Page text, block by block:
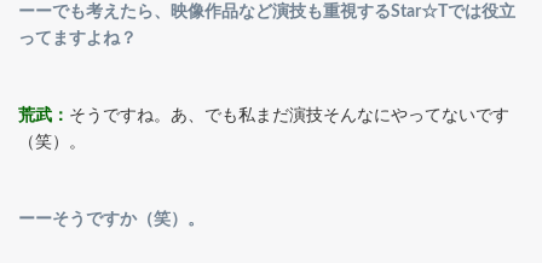
ーーでも考えたら、映像作品など演技も重視するStar☆Tでは役立
ってますよね？
荒武： そうですね。あ、でも私まだ演技そんなにやってないです
（笑）。
ーーそうですか（笑）。